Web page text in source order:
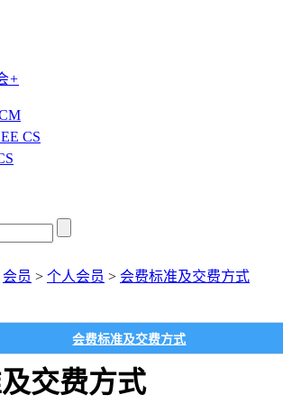
+
CS
会员 > 个人会员 > 会费标准及交费方式
会费标准及交费方式
交费方式